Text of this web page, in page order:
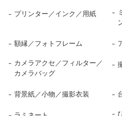
プリンター／インク／用紙
額縁／フォトフレーム
カメラアクセ／フィルター／
カメラバッグ
背景紙／小物／撮影衣装